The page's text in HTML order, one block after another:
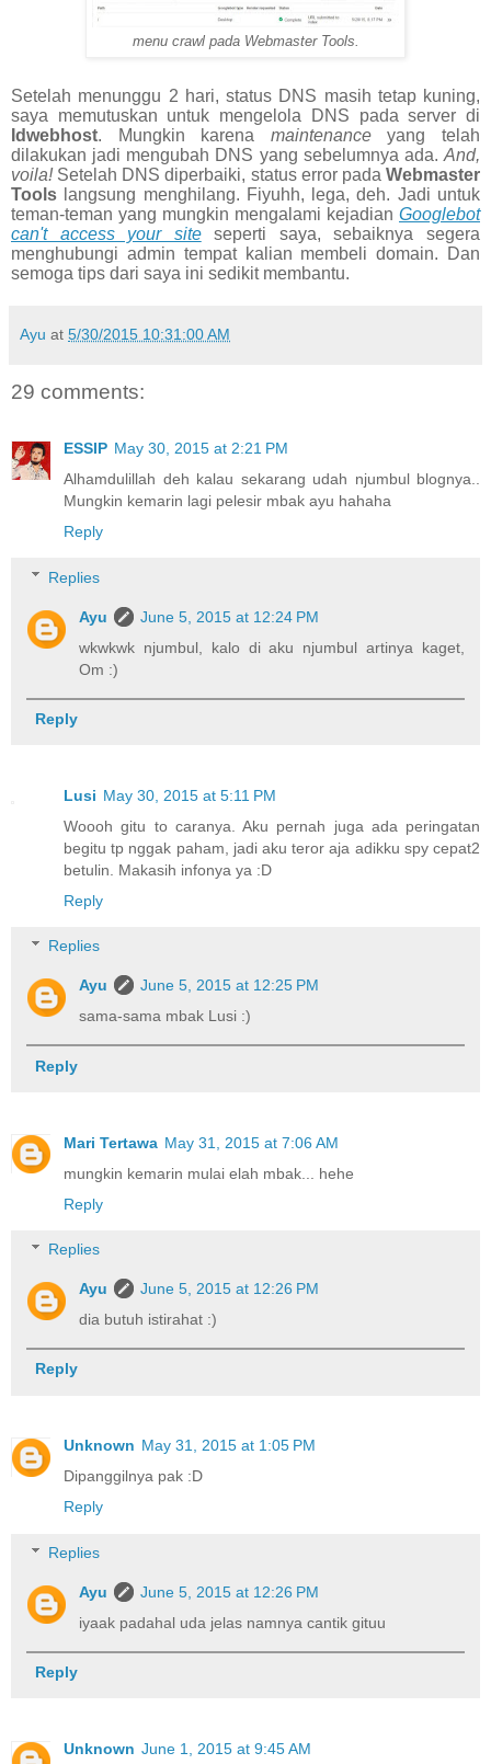
menu crawl pada Webmaster Tools.
Setelah menunggu 2 hari, status DNS masih tetap kuning,
saya memutuskan untuk mengelola DNS pada server di
Idwebhost. Mungkin karena maintenanceyang telah
dilakukan jadi mengubah DNS yang sebelumnya ada. And,
voila! Setelah DNS diperbaiki, status error padaWebmaster
Tools langsung menghilang. Fiyuhh, lega, deh. Jadi untuk
teman-teman yang mungkin mengalami kejadian Googlebot
can't access your siteseperti saya, sebaiknya segera
menghubungi admin tempat kalian membeli domain. Dan
semoga tips dari saya ini sedikit membantu.
Ayu at 5/30/2015 10:31:00 AM
29 comments:
ESSIP May 30, 2015 at 2:21 PM
Alhamdulillah deh kalau sekarang udah njumbul blognya..
Mungkin kemarin lagi pelesir mbak ayu hahaha
Reply
Replies
Ayu
June 5, 2015 at 12:24 PM
wkwkwk njumbul, kalo di aku njumbul artinya kaget,
Om :)
Reply
Lusi May 30, 2015 at 5:11 PM
Woooh gitu to caranya. Aku pernah juga ada peringatan
begitu tp nggak paham, jadi aku teror aja adikku spy cepat2
betulin. Makasih infonya ya :D
Reply
Replies
Ayu
June 5, 2015 at 12:25 PM
sama-sama mbak Lusi :)
Reply
Mari Tertawa May 31, 2015 at 7:06 AM
mungkin kemarin mulai elah mbak... hehe
Reply
Replies
Ayu
June 5, 2015 at 12:26 PM
dia butuh istirahat :)
Reply
Unknown May 31, 2015 at 1:05 PM
Dipanggilnya pak :D
Reply
Replies
Ayu
June 5, 2015 at 12:26 PM
iyaak padahal uda jelas namnya cantik gituu
Reply
Unknown June 1, 2015 at 9:45 AM